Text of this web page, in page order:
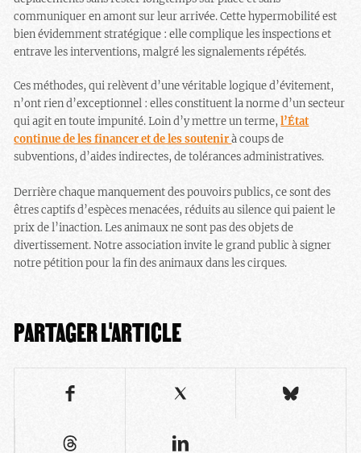
communiquer en amont sur leur arrivée. Cette hypermobilité est
bien évidemment stratégique : elle complique les inspections et
entrave les interventions, malgré les signalements répétés.
Ces méthodes, qui relèvent d’une véritable logique d’évitement,
n’ont rien d’exceptionnel : elles constituent la norme d’un secteur
qui agit en toute impunité. Loin d’y mettre un terme,l’État
continue de les financer et de les soutenirà coups de
subventions, d’aides indirectes, de tolérances administratives.
Derrière chaque manquement des pouvoirs publics, ce sont des
êtres captifs d’espèces menacées, réduits au silence qui paient le
prix de l’inaction. Les animaux ne sont pas des objets de
divertissement. Notre association invite le grand public à signer
notre pétition pour la fin des animaux dans les cirques.
PARTAGER L'ARTICLE